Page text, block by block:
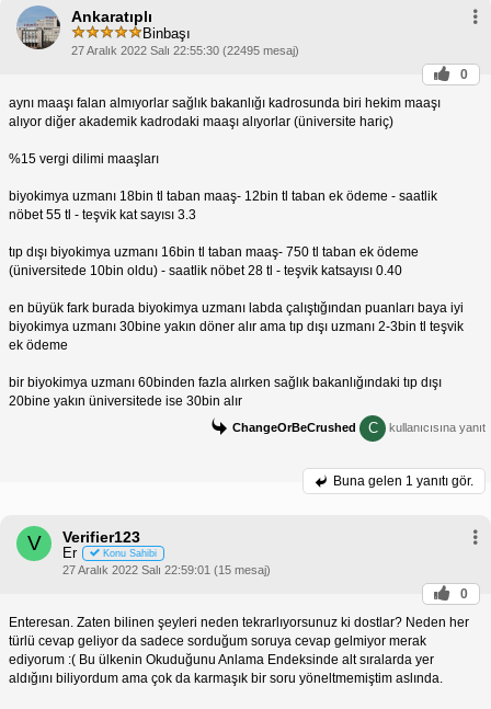
Ankaratıplı
Binbaşı
27 Aralık 2022 Salı 22:55:30 (22495 mesaj)
0
aynı maaşı falan almıyorlar sağlık bakanlığı kadrosunda biri hekim maaşı
alıyor diğer akademik kadrodaki maaşı alıyorlar (üniversite hariç)
%15 vergi dilimi maaşları
biyokimya uzmanı 18bin tl taban maaş- 12bin tl taban ek ödeme - saatlik
nöbet 55 tl - teşvik kat sayısı 3.3
tıp dışı biyokimya uzmanı 16bin tl taban maaş- 750 tl taban ek ödeme
(üniversitede 10bin oldu) - saatlik nöbet 28 tl - teşvik katsayısı 0.40
en büyük fark burada biyokimya uzmanı labda çalıştığından puanları baya iyi
biyokimya uzmanı 30bine yakın döner alır ama tıp dışı uzmanı 2-3bin tl teşvik
ek ödeme
bir biyokimya uzmanı 60binden fazla alırken sağlık bakanlığındaki tıp dışı
20bine yakın üniversitede ise 30bin alır
ChangeOrBeCrushed C kullanıcısına yanıt
Buna gelen 1 yanıtı gör.
V Verifier123
Er Konu Sahibi
27 Aralık 2022 Salı 22:59:01 (15 mesaj)
0
Enteresan. Zaten bilinen şeyleri neden tekrarlıyorsunuz ki dostlar? Neden her
türlü cevap geliyor da sadece sorduğum soruya cevap gelmiyor merak
ediyorum :( Bu ülkenin Okuduğunu Anlama Endeksinde alt sıralarda yer
aldığını biliyordum ama çok da karmaşık bir soru yöneltmemiştim aslında.